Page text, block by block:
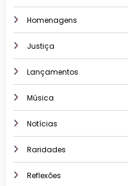
Homenagens
Justiça
Lançamentos
Música
Notícias
Raridades
Reflexões